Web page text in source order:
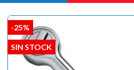
-25%
SIN STOCK